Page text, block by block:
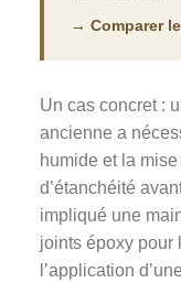
→ Comparer
Un cas concret :
ancienne a
humide et la
d’étanchéité
impliqué une
joints époxy pour
l’application